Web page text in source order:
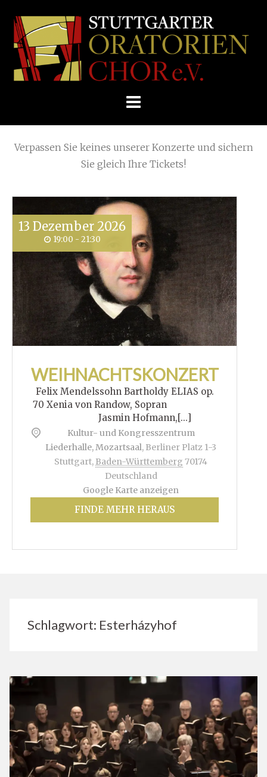
Skip
E.V.
Home Posts taggedEsterházyhof
Verpassen Sie keines unserer Konzerte und sichern
Sie gleich Ihre Tickets!
13 Dezember 2026
19:00 - 21:30
WEIHNACHTSKONZERT
Felix Mendelssohn Bartholdy ELIAS op.
70 Xenia von Randow, Sopran
Jasmin Hofmann,[...]
Kultur- und Kongresszentrum
Liederhalle, Mozartsaal, Berliner Platz 1-3
Stuttgart, Baden-Württemberg 70174
Deutschland
Google Karte anzeigen
FINDE MEHR HERAUS
Schlagwort: Esterházyhof